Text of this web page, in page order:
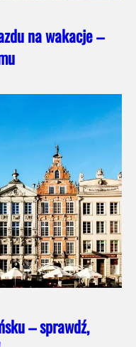
na wakacje –
– sprawdź,